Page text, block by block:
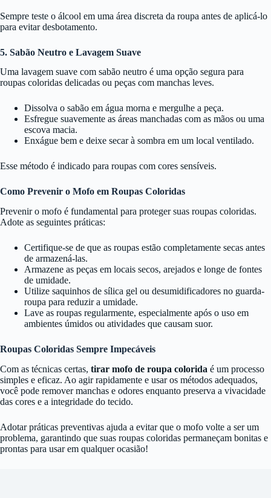
Sempre teste o álcool em uma área discreta da roupa antes de aplicá-lo
para evitar desbotamento.
5. Sabão Neutro e Lavagem Suave
Uma lavagem suave com sabão neutro é uma opção segura para
roupas coloridas delicadas ou peças com manchas leves.
Dissolva o sabão em água morna e mergulhe a peça.
Esfregue suavemente as áreas manchadas com as mãos ou uma
escova macia.
Enxágue bem e deixe secar à sombra em um local ventilado.
Esse método é indicado para roupas com cores sensíveis.
Como Prevenir o Mofo em Roupas Coloridas
Prevenir o mofo é fundamental para proteger suas roupas coloridas.
Adote as seguintes práticas:
Certifique-se de que as roupas estão completamente secas antes
de armazená-las.
Armazene as peças em locais secos, arejados e longe de fontes
de umidade.
Utilize saquinhos de sílica gel ou desumidificadores no guarda-
roupa para reduzir a umidade.
Lave as roupas regularmente, especialmente após o uso em
ambientes úmidos ou atividades que causam suor.
Roupas Coloridas Sempre Impecáveis
Com as técnicas certas, tirar mofo de roupa colorida é um processo
simples e eficaz. Ao agir rapidamente e usar os métodos adequados,
você pode remover manchas e odores enquanto preserva a vivacidade
das cores e a integridade do tecido.
Adotar práticas preventivas ajuda a evitar que o mofo volte a ser um
problema, garantindo que suas roupas coloridas permaneçam bonitas e
prontas para usar em qualquer ocasião!